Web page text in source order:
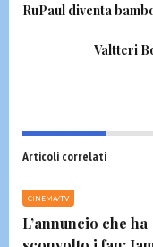
RuPaul diventa
Valtteri
Articoli correlati
CINEMA/TV
L’annuncio che ha